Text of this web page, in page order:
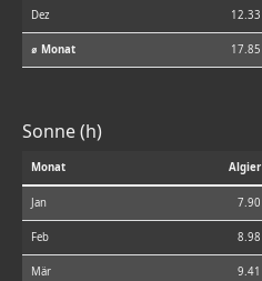
Dez 12.33
⌀ Monat 17.85
Sonne (h)
Monat Algier
Jan 7.90
Feb 8.98
Mär 9.41